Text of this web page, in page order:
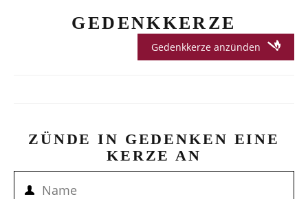
GEDENKKERZE
Gedenkkerze anzünden
ZÜNDE IN GEDENKEN EINE
KERZE AN